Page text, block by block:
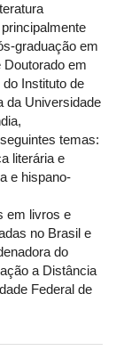
graduação em
em
Instituto de
da Universidade
temas:
literária e
e hispano-
em livros e
no Brasil e
do
a Distância
Federal de